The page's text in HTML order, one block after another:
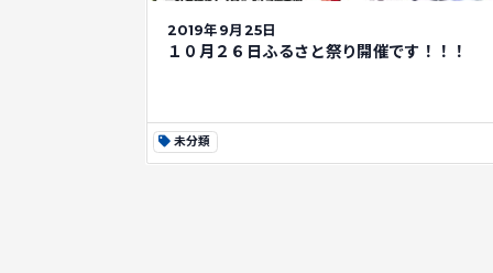
2019年9月25日
１０月２６日ふるさと祭り開催です！！！
未分類